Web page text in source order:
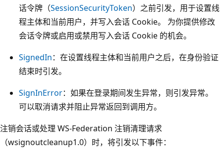
话令牌（SessionSecurityToken）之前引发，用于设置线
程主体和当前用户，并写入会话 Cookie。 为你提供修改
会话令牌或启用或禁用写入会话 Cookie 的机会。
SignedIn：在设置线程主体和当前用户之后，在身份验证
结束时引发。
SignInError：如果在登录期间发生异常，则引发异常。
可以取消请求并阻止异常返回到调用方。
注销会话或处理 WS-Federation 注销清理请求
（wsignoutcleanup1.0）时，将引发以下事件：